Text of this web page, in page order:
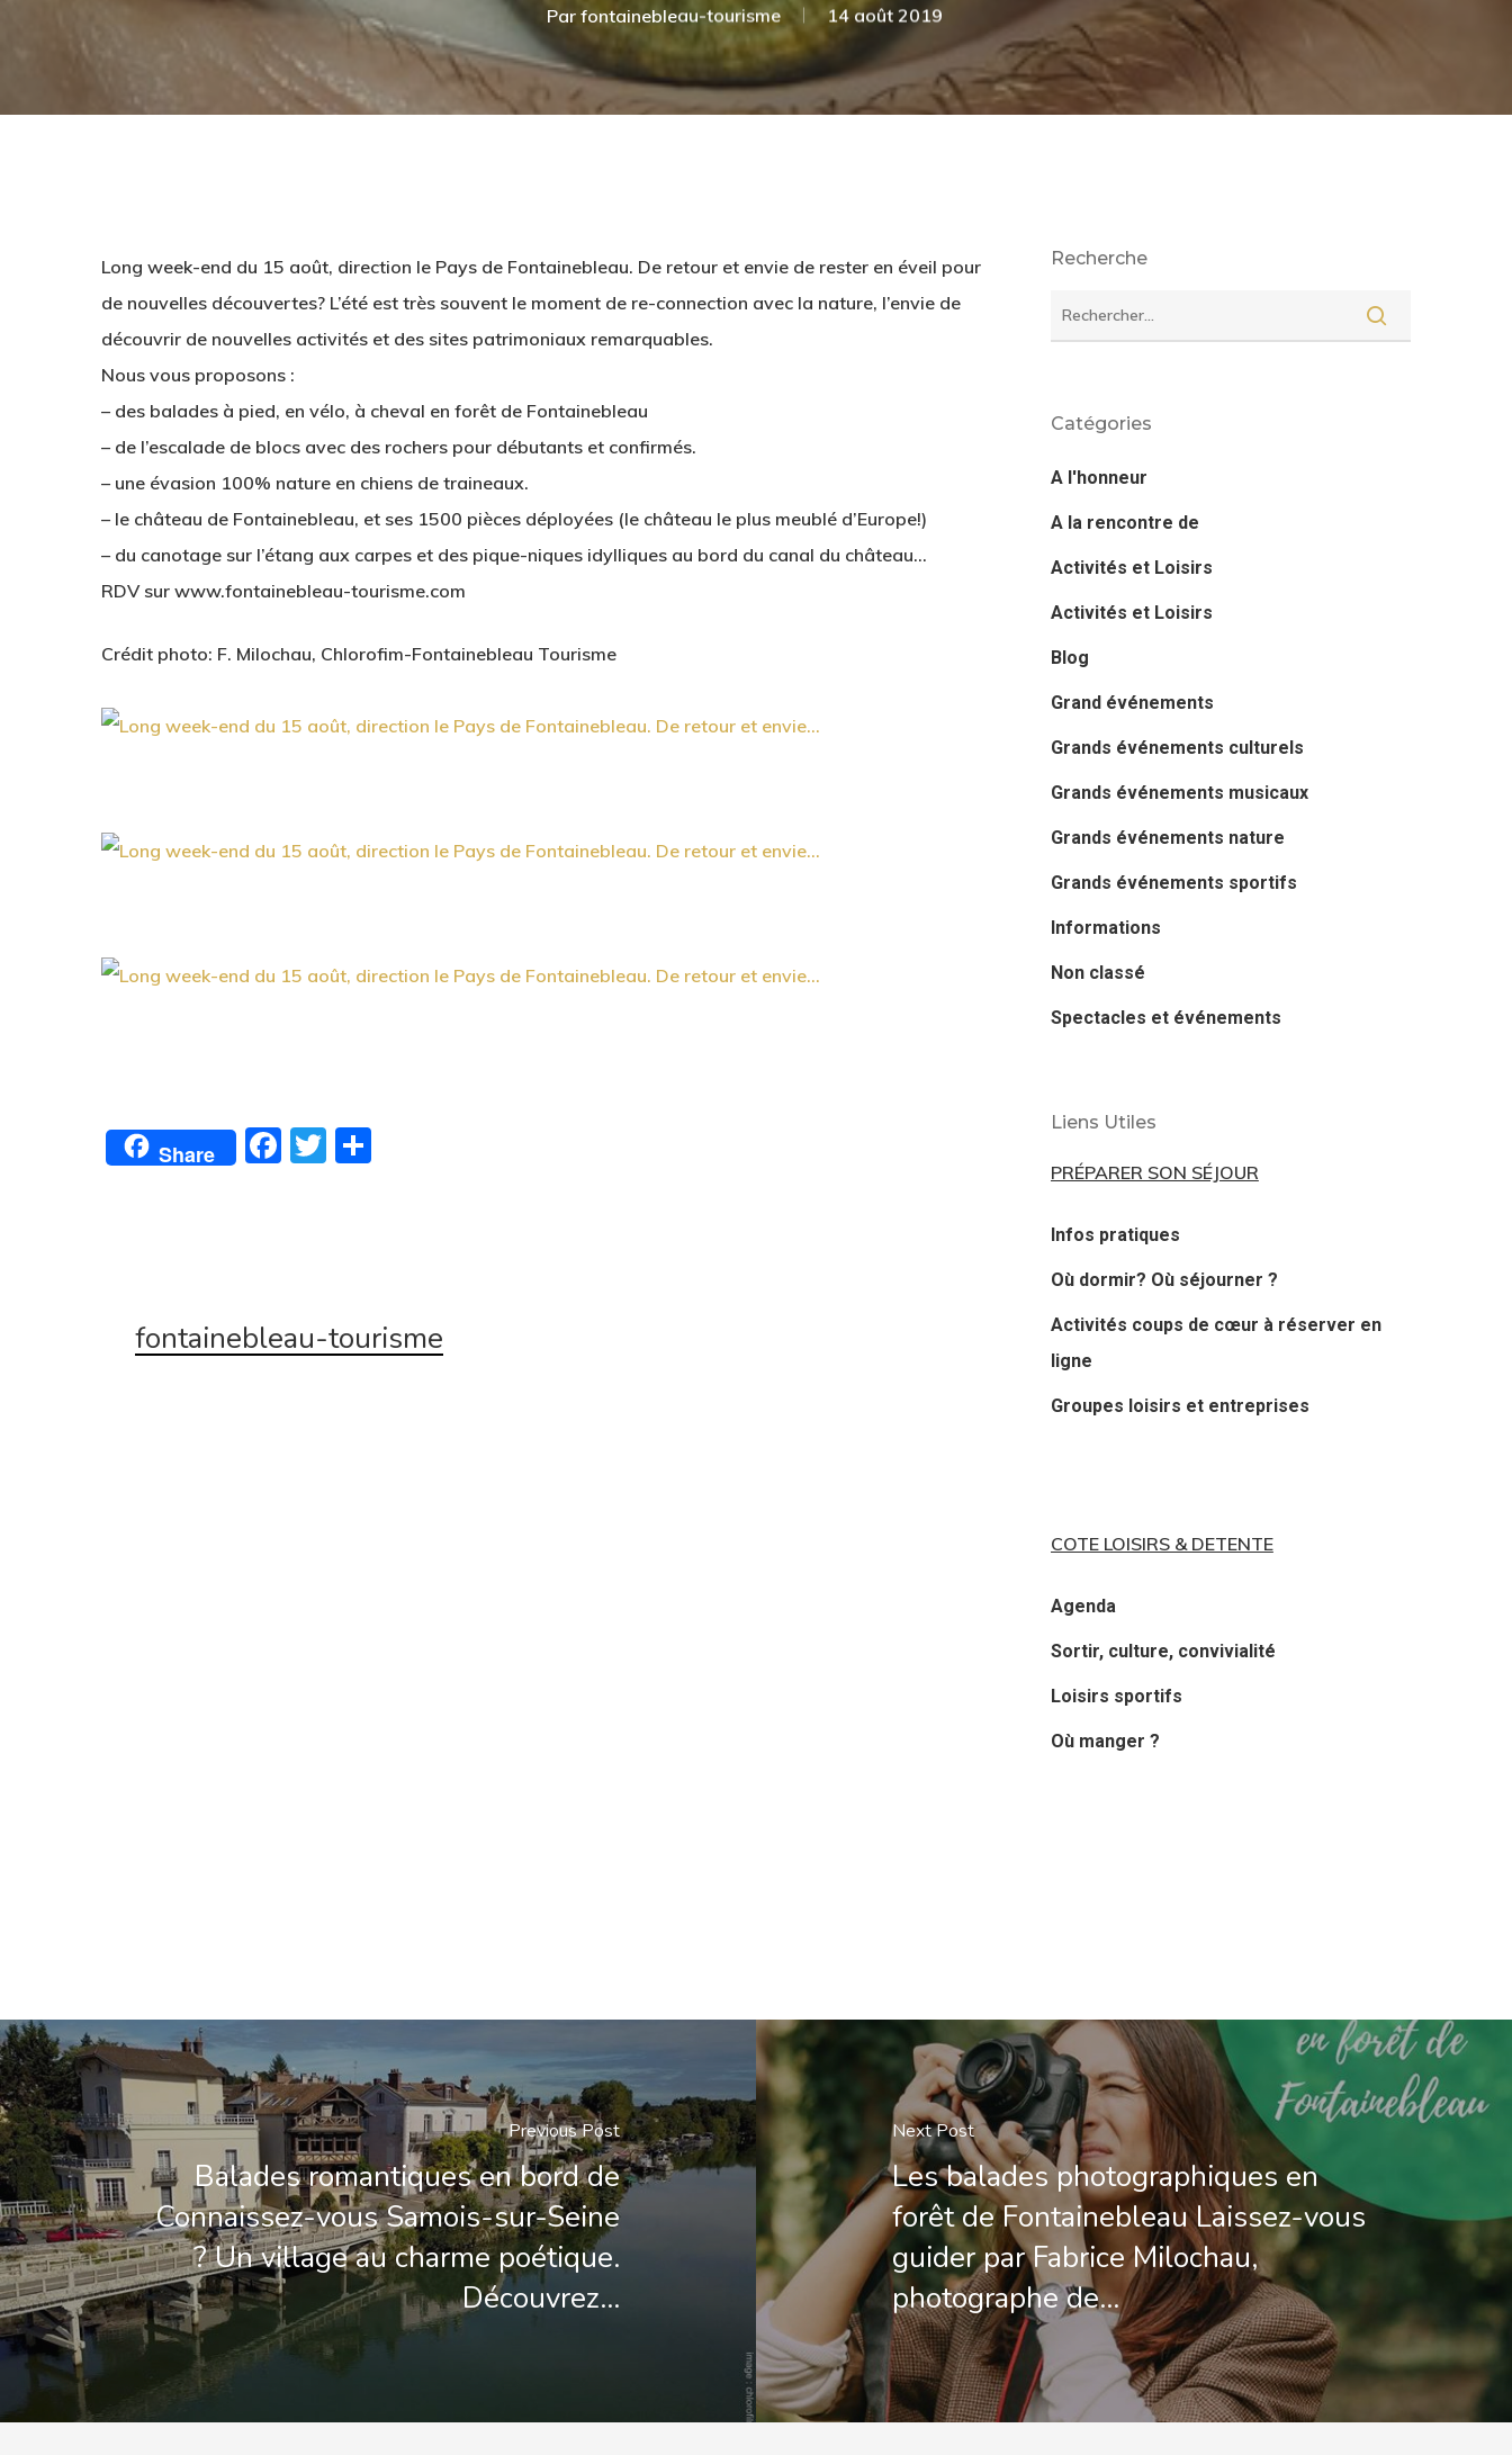
Par fontainebleau-tourisme 14 août 2019
Long week-end du 15 août, direction le Pays de Fontainebleau. De retour et envie de rester en éveil pour
de nouvelles découvertes? L’été est très souvent le moment de re-connection avec la nature, l’envie de
découvrir de nouvelles activités et des sites patrimoniaux remarquables.
Nous vous proposons :
– des balades à pied, en vélo, à cheval en forêt de Fontainebleau
– de l’escalade de blocs avec des rochers pour débutants et confirmés.
– une évasion 100% nature en chiens de traineaux.
– le château de Fontainebleau, et ses 1500 pièces déployées (le château le plus meublé d’Europe!)
– du canotage sur l’étang aux carpes et des pique-niques idylliques au bord du canal du château…
RDV sur www.fontainebleau-tourisme.com
Crédit photo: F. Milochau, Chlorofim-Fontainebleau Tourisme
Share Facebook
Twitter
fontainebleau-tourisme
Recherche
Catégories
A l'honneur
A la rencontre de
Activités et Loisirs
Activités et Loisirs
Blog
Grand événements
Grands événements culturels
Grands événements musicaux
Grands événements nature
Grands événements sportifs
Informations
Non classé
Spectacles et événements
Liens Utiles
PRÉPARER SON SÉJOUR
Infos pratiques
Où dormir? Où séjourner ?
Activités coups de cœur à réserver en
ligne
Groupes loisirs et entreprises
COTE LOISIRS & DETENTE
Agenda
Sortir, culture, convivialité
Loisirs sportifs
Où manger ?
Previous Post
Balades romantiques en bord de
Connaissez-vous Samois-sur-Seine
? Un village au charme poétique.
Découvrez…
Next Post
Les balades photographiques en
forêt de Fontainebleau Laissez-vous
guider par Fabrice Milochau,
photographe de…